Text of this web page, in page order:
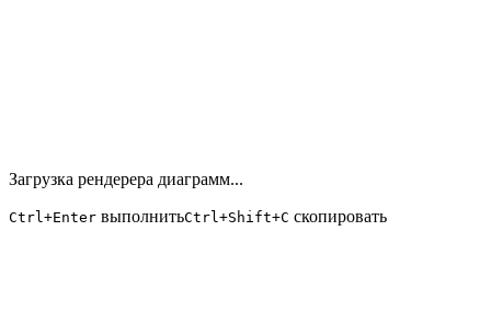
Загрузка рендерера диаграмм...
Ctrl+Enter выполнитьCtrl+Shift+C скопировать